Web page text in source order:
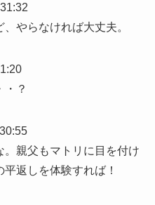
やらなければ大丈夫。
・？
親父もマトリに目を付け
返しを体験すれば！